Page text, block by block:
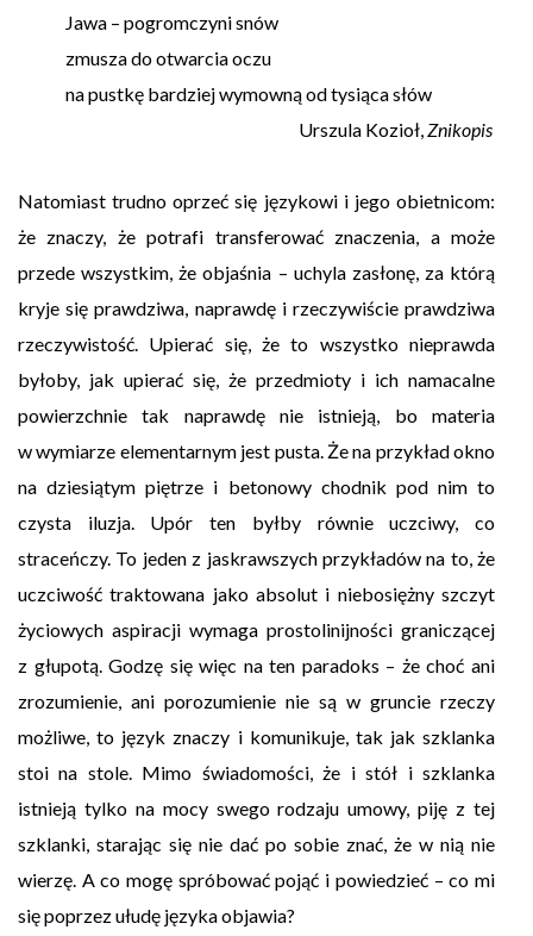
Jawa – pogromczyni snów
zmusza do otwarcia oczu
na pustkę bardziej wymowną od tysiąca słów
Urszula Kozioł,Znikopis
Natomiast trudno oprzeć się językowi i jego obietnicom:
że znaczy, że potrafi transferować znaczenia, a może
przede wszystkim, że objaśnia – uchyla zasłonę, za którą
kryje się prawdziwa, naprawdę i rzeczywiście prawdziwa
rzeczywistość. Upierać się, że to wszystko nieprawda
byłoby, jak upierać się, że przedmioty i ich namacalne
powierzchnie tak naprawdę nie istnieją, bo materia
w wymiarze elementarnym jest pusta. Że na przykład okno
na dziesiątym piętrze i betonowy chodnik pod nim to
czysta iluzja. Upór ten byłby równie uczciwy, co
straceńczy. To jeden z jaskrawszych przykładów na to, że
uczciwość traktowana jako absolut i niebosiężny szczyt
życiowych aspiracji wymaga prostolinijności graniczącej
z głupotą. Godzę się więc na ten paradoks – że choć ani
zrozumienie, ani porozumienie nie są w gruncie rzeczy
możliwe, to język znaczy i komunikuje, tak jak szklanka
stoi na stole. Mimo świadomości, że i stół i szklanka
istnieją tylko na mocy swego rodzaju umowy, piję z tej
szklanki, starając się nie dać po sobie znać, że w nią nie
wierzę. A co mogę spróbować pojąć i powiedzieć – co mi
się poprzez ułudę języka objawia?